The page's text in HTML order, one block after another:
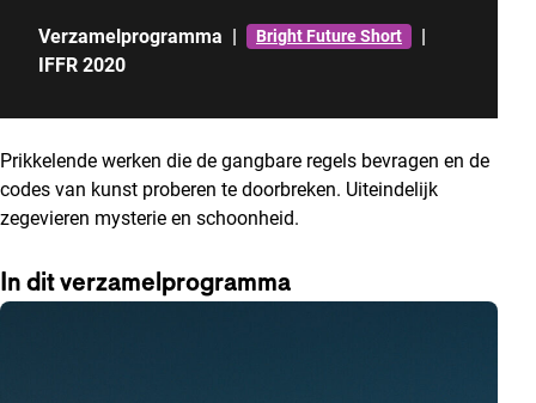
Verzamelprogramma | Bright Future Short
|
IFFR 2020
Prikkelende werken die de gangbare regels bevragen en de
codes van kunst proberen te doorbreken. Uiteindelijk
zegevieren mysterie en schoonheid.
In dit verzamelprogramma